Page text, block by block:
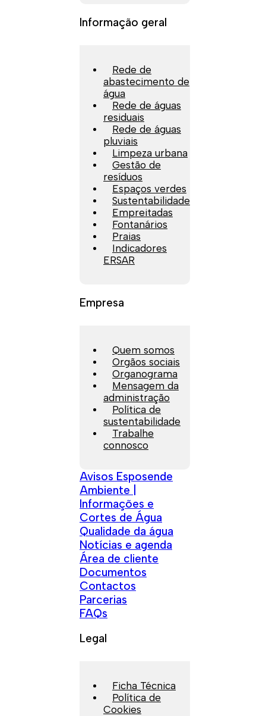
Informação geral
Rede de
abastecimento de
água
Rede de águas
residuais
Rede de águas
pluviais
Limpeza urbana
Gestão de
resíduos
Espaços verdes
Sustentabilidade
Empreitadas
Fontanários
Praias
Indicadores
ERSAR
Empresa
Quem somos
Orgãos sociais
Organograma
Mensagem da
administração
Política de
sustentabilidade
Trabalhe
connosco
Avisos Esposende
Ambiente |
Informações e
Cortes de Água
Qualidade da água
Notícias e agenda
Área de cliente
Documentos
Contactos
Parcerias
FAQs
Legal
Ficha Técnica
Política de
Cookies